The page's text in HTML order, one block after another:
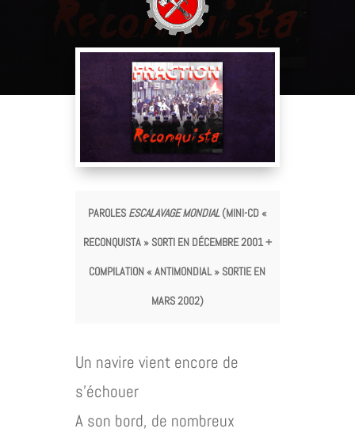
PAROLES ESCALAVAGE MONDIAL(MINI-CD «
RECONQUISTA » SORTI EN DÉCEMBRE 2001 +
COMPILATION « ANTIMONDIAL » SORTIE EN
MARS 2002)
Un navire vient encore de
s’échouer
A son bord, de nombreux